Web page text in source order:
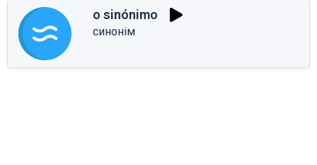
o sinónimo
синонім